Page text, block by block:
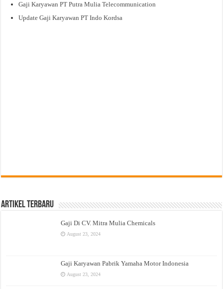
Gaji Karyawan PT Putra Mulia Telecommunication
Update Gaji Karyawan PT Indo Kordsa
Artikel Terbaru
Gaji Di CV. Mitra Mulia Chemicals
August 23, 2024
Gaji Karyawan Pabrik Yamaha Motor Indonesia
August 23, 2024